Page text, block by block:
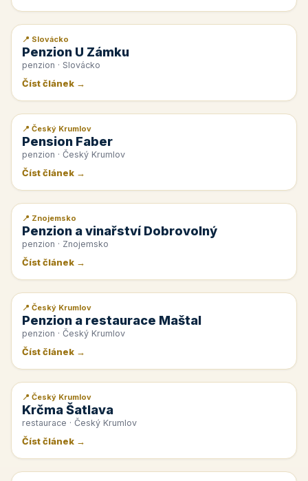
📰 PR článek
📍 Slovácko
Penzion U Zámku
penzion · Slovácko
Číst článek →
📰 PR článek
📍 Český Krumlov
Pension Faber
penzion · Český Krumlov
Číst článek →
📰 PR článek
📍 Znojemsko
Penzion a vinařství Dobrovolný
penzion · Znojemsko
Číst článek →
📰 PR článek
📍 Český Krumlov
Penzion a restaurace Maštal
penzion · Český Krumlov
Číst článek →
📰 PR článek
📍 Český Krumlov
Krčma Šatlava
restaurace · Český Krumlov
Číst článek →